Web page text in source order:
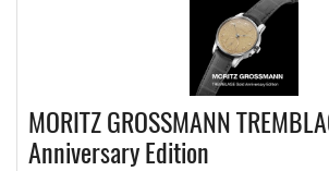
MORITZ GROSSMANN
Anniversary Edition